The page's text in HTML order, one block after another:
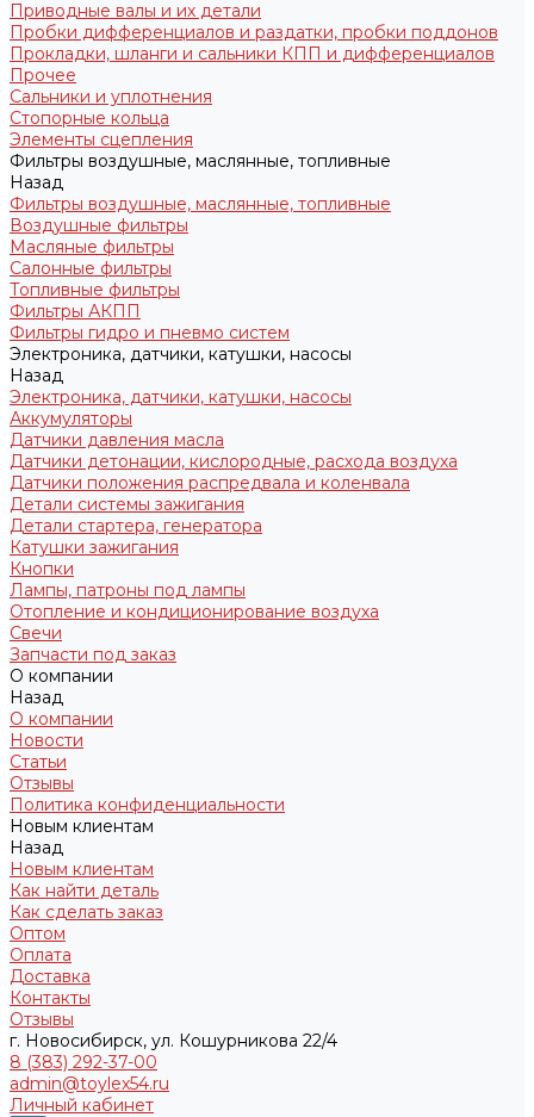
Приводные валы и их детали
Пробки дифференциалов и раздатки, пробки поддонов
Прокладки, шланги и сальники КПП и дифференциалов
Прочее
Сальники и уплотнения
Стопорные кольца
Элементы сцепления
Фильтры воздушные, маслянные, топливные
Назад
Фильтры воздушные, маслянные, топливные
Воздушные фильтры
Масляные фильтры
Салонные фильтры
Топливные фильтры
Фильтры АКПП
Фильтры гидро и пневмо систем
Электроника, датчики, катушки, насосы
Назад
Электроника, датчики, катушки, насосы
Аккумуляторы
Датчики давления масла
Датчики детонации, кислородные, расхода воздуха
Датчики положения распредвала и коленвала
Детали системы зажигания
Детали стартера, генератора
Катушки зажигания
Кнопки
Лампы, патроны под лампы
Отопление и кондиционирование воздуха
Свечи
Запчасти под заказ
О компании
Назад
О компании
Новости
Статьи
Отзывы
Политика конфиденциальности
Новым клиентам
Назад
Новым клиентам
Как найти деталь
Как сделать заказ
Оптом
Оплата
Доставка
Контакты
Отзывы
г. Новосибирск, ул. Кошурникова 22/4
8 (383) 292-37-00
admin@toylex54.ru
Личный кабинет